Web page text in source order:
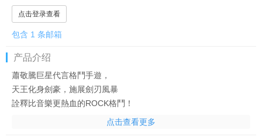
点击登录查看
包含 1 条邮箱
产品介绍
蕭敬騰巨星代言格鬥手遊，
天王化身劍豪，施展劍刃風暴
詮釋比音樂更熱血的ROCK格鬥！
經典玩法痛快連擊，武打旋風徹底爆發！
点击查看更多